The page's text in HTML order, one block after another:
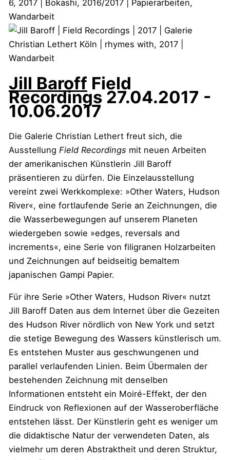
Jill Baroff Field
Recordings 27.04.2017 -
10.06.2017
Die Galerie Christian Lethert freut sich, die
Ausstellung Field Recordings mit neuen Arbeiten
der amerikanischen Künstlerin Jill Baroff
präsentieren zu dürfen. Die Einzelausstellung
vereint zwei Werkkomplexe: »Other Waters, Hudson
River«, eine fortlaufende Serie an Zeichnungen, die
die Wasserbewegungen auf unserem Planeten
wiedergeben sowie »edges, reversals and
increments«, eine Serie von filigranen Holzarbeiten
und Zeichnungen auf beidseitig bemaltem
japanischen Gampi Papier.
Für ihre Serie »Other Waters, Hudson River« nutzt
Jill Baroff Daten aus dem Internet über die Gezeiten
des Hudson River nördlich von New York und setzt
die stetige Bewegung des Wassers künstlerisch um.
Es entstehen Muster aus geschwungenen und
parallel verlaufenden Linien. Beim Übermalen der
bestehenden Zeichnung mit denselben
Informationen entsteht ein Moiré-Effekt, der den
Eindruck von Reflexionen auf der Wasseroberfläche
entstehen lässt. Der Künstlerin geht es weniger um
die didaktische Natur der verwendeten Daten, als
vielmehr um deren Abstraktheit und deren Struktur,